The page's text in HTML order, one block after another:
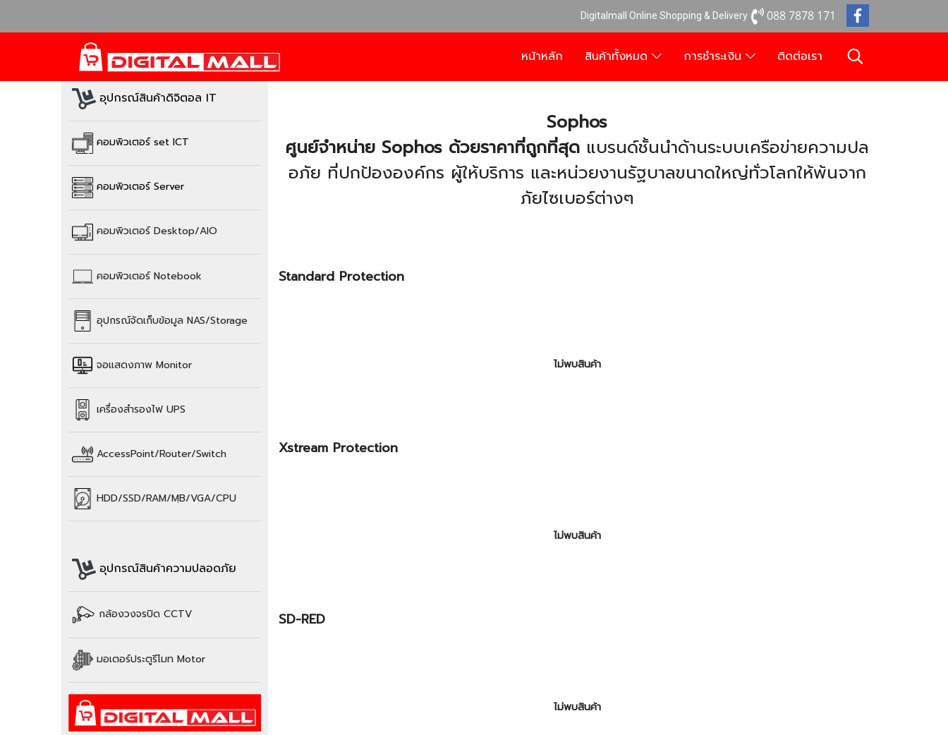
Digitalmall Online Shopping & Delivery 088 7878 171
หน้าหลัก สินค้าทั้งหมด การชำระเงิน ติดต่อเรา
Sophos
ศูนย์จำหน่าย Sophos ด้วยราคาที่ถูกที่สุด แบรนด์ชั้นนำด้านระบบเครือข่ายความปล
อภัย ที่ปกป้ององค์กร ผู้ให้บริการ และหน่วยงานรัฐบาลขนาดใหญ่ทั่วโลกให้พ้นจาก
ภัยไซเบอร์ต่างๆ
Standard Protection
ไม่พบสินค้า
Xstream Protection
ไม่พบสินค้า
SD-RED
ไม่พบสินค้า
อุปกรณ์สินค้าดิจิตอล IT
คอมพิวเตอร์ set ICT
คอมพิวเตอร์ Server
คอมพิวเตอร์Desktop/AIO
คอมพิวเตอร์Notebook
อุปกรณ์จัดเก็บข้อมูล NAS/Storage
จอแสดงภาพ Monitor
เครื่องสำรองไฟ UPS
AccessPoint/Router/Switch
HDD/SSD/RAM/MฺB/VGA/CPU
อุปกรณ์สินค้าความปลอดภัย
กล้องวงจรปิด CCTV
มอเตอร์ประตูรีโมท Motor